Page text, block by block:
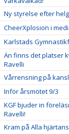
Ny styrelse efter
CheerXplosion i
Karlstads
Än finns det platser
Ravelli
Vårrensning på
Inför årsmötet 9/3
KGF bjuder in
Ravelli!
Kram på Alla